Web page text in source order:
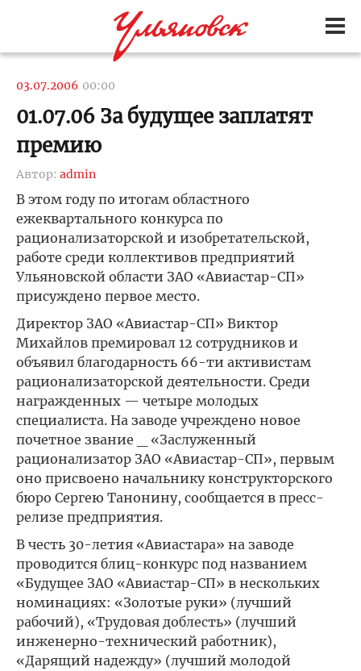
03.07.2006 00:00
01.07.06 За будущее заплатят
премию
Автор: admin
В этом году по итогам областного
ежеквартального конкурса по
рационализаторской и изобретательской,
работе среди коллективов предприятий
Ульяновской области ЗАО «Авиастар-СП»
присуждено первое место.
Директор ЗАО «Авиастар-СП» Виктор
Михайлов премировал 12 сотрудников и
объявил благодарность 66-ти активистам
рационализаторской деятельности. Среди
награжденных — четыре молодых
специалиста. На заводе учреждено новое
почетное звание _ «Заслуженный
рационализатор ЗАО «Авиастар-СП», первым
оно присвоено начальнику конструкторского
бюро Сергею Танонину, сообщается в пресс-
релизе предприятия.
В честь 30-летия «Авиастара» на заводе
проводится блиц-конкурс под названием
«Будущее ЗАО «Авиастар-СП» в нескольких
номинациях: «Золотые руки» (лучший
рабочий), «Трудовая доблесть» (лучший
инженерно-технический работник),
«Дарящий надежду» (лучший молодой